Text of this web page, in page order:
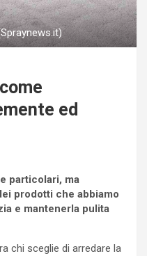
ed
particolari, ma
prodotti che abbiamo
e mantenerla pulita
chi sceglie di arredare la